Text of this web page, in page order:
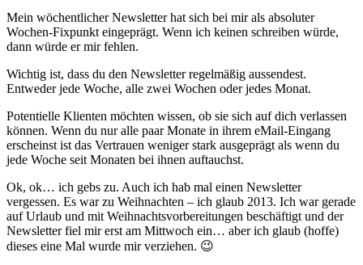
Mein wöchentlicher Newsletter hat sich bei mir als absoluter
Wochen-Fixpunkt eingeprägt. Wenn ich keinen schreiben würde,
dann würde er mir fehlen.
Wichtig ist, dass du den Newsletter regelmäßig aussendest.
Entweder jede Woche, alle zwei Wochen oder jedes Monat.
Potentielle Klienten möchten wissen, ob sie sich auf dich verlassen
können. Wenn du nur alle paar Monate in ihrem eMail-Eingang
erscheinst ist das Vertrauen weniger stark ausgeprägt als wenn du
jede Woche seit Monaten bei ihnen auftauchst.
Ok, ok… ich gebs zu. Auch ich hab mal einen Newsletter
vergessen. Es war zu Weihnachten – ich glaub 2013. Ich war gerade
auf Urlaub und mit Weihnachtsvorbereitungen beschäftigt und der
Newsletter fiel mir erst am Mittwoch ein… aber ich glaub (hoffe)
dieses eine Mal wurde mir verziehen. 😉